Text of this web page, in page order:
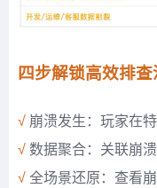
四步解锁高效排查
√ 崩溃发生：玩家在
√ 数据聚合：关联崩
√ 全场景还原：查看